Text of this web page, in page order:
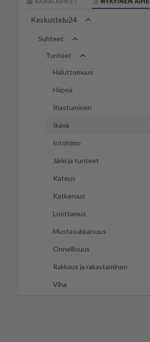
Keskustelu24
Suhteet
Tunteet
Haluttomuus
Häpeä
Ihastuminen
Ikävä
Intohimo
Järki ja tunteet
Kateus
Katkeruus
Luottamus
Mustasukkaisuus
Onnellisuus
Rakkaus ja rakastaminen
Viha